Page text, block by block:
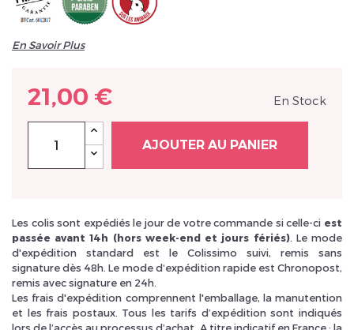
En Savoir Plus
21,00 € En Stock
AJOUTER AU PANIER
Les colis sont expédiés le jour de votre commande si celle-ci est
passée avant 14h (hors week-end et jours fériés). Le mode
d'expédition standard est le Colissimo suivi, remis sans
signature dès 48h. Le mode d‘expédition rapide est Chronopost,
remis avec signature en 24h.
Les frais d'expédition comprennent l'emballage, la manutention
et les frais postaux. Tous les tarifs d’expédition sont indiqués
lors de l’accès au processus d’achat. A titre indicatif en France : la